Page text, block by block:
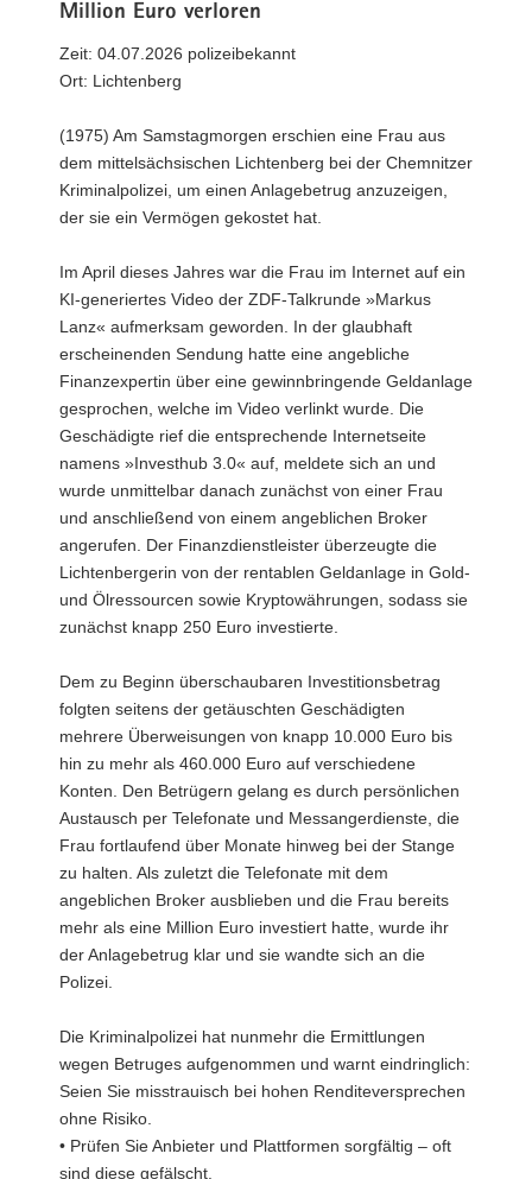
Million Euro verloren
Zeit: 04.07.2026 polizeibekannt
Ort: Lichtenberg
(1975) Am Samstagmorgen erschien eine Frau aus
dem mittelsächsischen Lichtenberg bei der Chemnitzer
Kriminalpolizei, um einen Anlagebetrug anzuzeigen,
der sie ein Vermögen gekostet hat.
Im April dieses Jahres war die Frau im Internet auf ein
KI-generiertes Video der ZDF-Talkrunde »Markus
Lanz« aufmerksam geworden. In der glaubhaft
erscheinenden Sendung hatte eine angebliche
Finanzexpertin über eine gewinnbringende Geldanlage
gesprochen, welche im Video verlinkt wurde. Die
Geschädigte rief die entsprechende Internetseite
namens »Investhub 3.0« auf, meldete sich an und
wurde unmittelbar danach zunächst von einer Frau
und anschließend von einem angeblichen Broker
angerufen. Der Finanzdienstleister überzeugte die
Lichtenbergerin von der rentablen Geldanlage in Gold-
und Ölressourcen sowie Kryptowährungen, sodass sie
zunächst knapp 250 Euro investierte.
Dem zu Beginn überschaubaren Investitionsbetrag
folgten seitens der getäuschten Geschädigten
mehrere Überweisungen von knapp 10.000 Euro bis
hin zu mehr als 460.000 Euro auf verschiedene
Konten. Den Betrügern gelang es durch persönlichen
Austausch per Telefonate und Messangerdienste, die
Frau fortlaufend über Monate hinweg bei der Stange
zu halten. Als zuletzt die Telefonate mit dem
angeblichen Broker ausblieben und die Frau bereits
mehr als eine Million Euro investiert hatte, wurde ihr
der Anlagebetrug klar und sie wandte sich an die
Polizei.
Die Kriminalpolizei hat nunmehr die Ermittlungen
wegen Betruges aufgenommen und warnt eindringlich:
Seien Sie misstrauisch bei hohen Renditeversprechen
ohne Risiko.
• Prüfen Sie Anbieter und Plattformen sorgfältig – oft
sind diese gefälscht.